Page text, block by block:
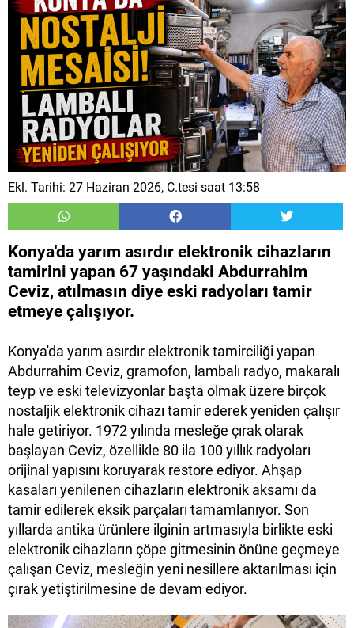
Ekl. Tarihi: 27 Haziran 2026, C.tesi saat 13:58
Konya'da yarım asırdır elektronik cihazların
tamirini yapan 67 yaşındaki Abdurrahim
Ceviz, atılmasın diye eski radyoları tamir
etmeye çalışıyor.
Konya'da yarım asırdır elektronik tamirciliği yapan
Abdurrahim Ceviz, gramofon, lambalı radyo, makaralı
teyp ve eski televizyonlar başta olmak üzere birçok
nostaljik elektronik cihazı tamir ederek yeniden çalışır
hale getiriyor. 1972 yılında mesleğe çırak olarak
başlayan Ceviz, özellikle 80 ila 100 yıllık radyoları
orijinal yapısını koruyarak restore ediyor. Ahşap
kasaları yenilenen cihazların elektronik aksamı da
tamir edilerek eksik parçaları tamamlanıyor. Son
yıllarda antika ürünlere ilginin artmasıyla birlikte eski
elektronik cihazların çöpe gitmesinin önüne geçmeye
çalışan Ceviz, mesleğin yeni nesillere aktarılması için
çırak yetiştirilmesine de devam ediyor.